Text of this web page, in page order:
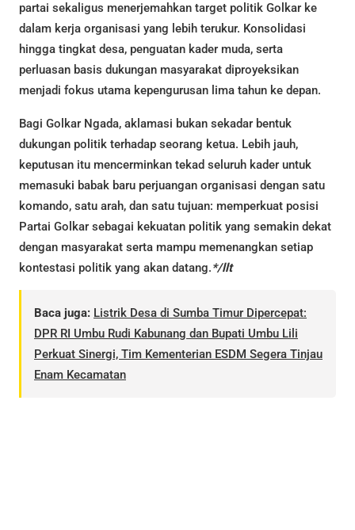
partai sekaligus menerjemahkan target politik Golkar ke
dalam kerja organisasi yang lebih terukur. Konsolidasi
hingga tingkat desa, penguatan kader muda, serta
perluasan basis dukungan masyarakat diproyeksikan
menjadi fokus utama kepengurusan lima tahun ke depan.
Bagi Golkar Ngada, aklamasi bukan sekadar bentuk
dukungan politik terhadap seorang ketua. Lebih jauh,
keputusan itu mencerminkan tekad seluruh kader untuk
memasuki babak baru perjuangan organisasi dengan satu
komando, satu arah, dan satu tujuan: memperkuat posisi
Partai Golkar sebagai kekuatan politik yang semakin dekat
dengan masyarakat serta mampu memenangkan setiap
kontestasi politik yang akan datang.*/llt
Baca juga: Listrik Desa di Sumba Timur Dipercepat:
DPR RI Umbu Rudi Kabunang dan Bupati Umbu Lili
Perkuat Sinergi, Tim Kementerian ESDM Segera Tinjau
Enam Kecamatan